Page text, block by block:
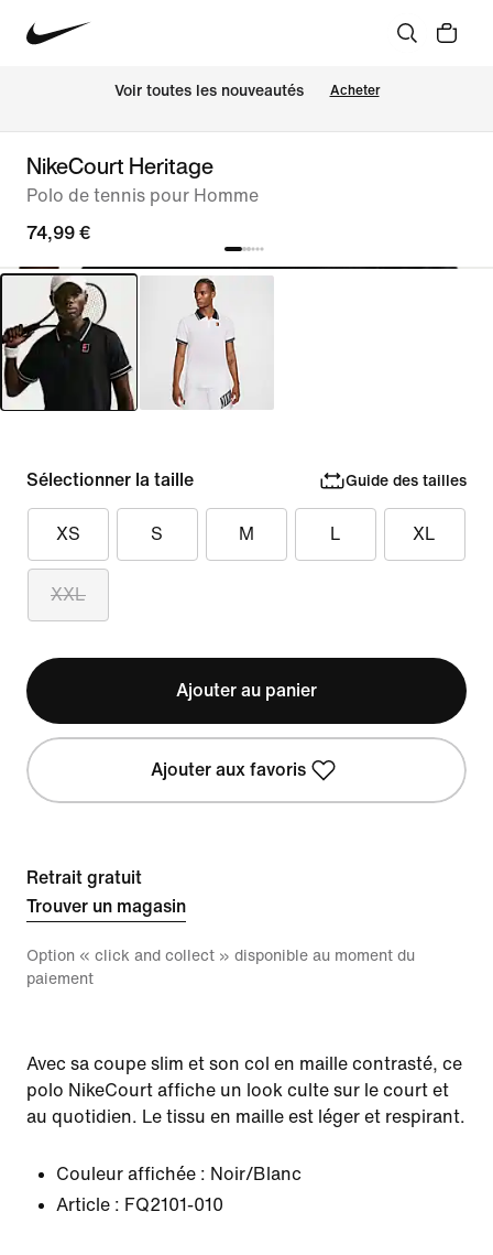
Voir toutes les nouveautés Acheter
NikeCourt Heritage
Polo de tennis pour Homme
74,99 €
Sélectionner la taille Guide des tailles
XS S M L XL
XXL
Ajouter au panier
Ajouter aux favoris
Retrait gratuit
Trouver un magasin
Option « click and collect » disponible au moment du
paiement
Avec sa coupe slim et son col en maille contrasté, ce
polo NikeCourt affiche un look culte sur le court et
au quotidien. Le tissu en maille est léger et respirant.
Couleur affichée : Noir/Blanc
Article : FQ2101-010